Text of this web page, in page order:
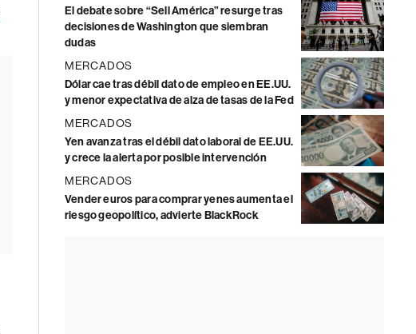
El debate sobre “Sell América” resurge tras
decisiones de Washington que siembran
dudas
MERCADOS
Dólar cae tras débil dato de empleo en EE.UU.
y menor expectativa de alza de tasas de la Fed
MERCADOS
Yen avanza tras el débil dato laboral de EE.UU.
y crece la alerta por posible intervención
MERCADOS
Vender euros para comprar yenes aumenta el
riesgo geopolítico, advierte BlackRock